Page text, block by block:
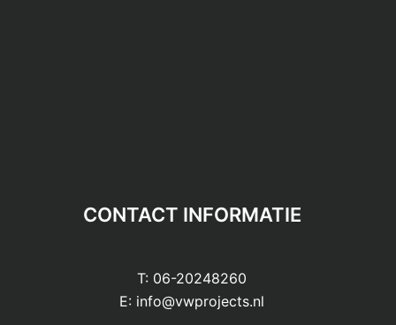
CONTACT INFORMATIE
T: 06-20248260
E: info@vwprojects.nl